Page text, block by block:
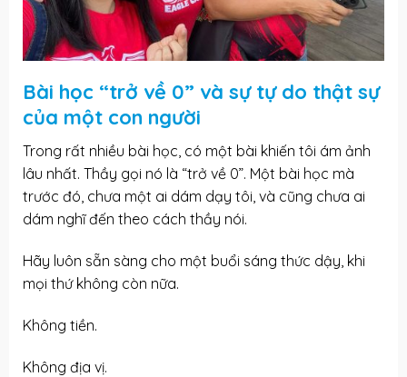
Bài học “trở về 0” và sự tự do thật sự
của một con người
Trong rất nhiều bài học, có một bài khiến tôi ám ảnh
lâu nhất. Thầy gọi nó là “trở về 0”. Một bài học mà
trước đó, chưa một ai dám dạy tôi, và cũng chưa ai
dám nghĩ đến theo cách thầy nói.
Hãy luôn sẵn sàng cho một buổi sáng thức dậy, khi
mọi thứ không còn nữa.
Không tiền.
Không địa vị.